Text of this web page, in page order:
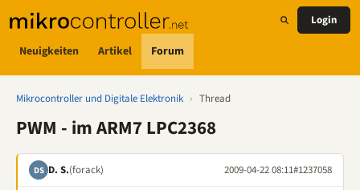
Neuigkeiten Artikel Forum
Login
Mikrocontroller und Digitale Elektronik › Thread
PWM - im ARM7 LPC2368
DS D. S.(forack) 2009-04-22 08:11#1237058